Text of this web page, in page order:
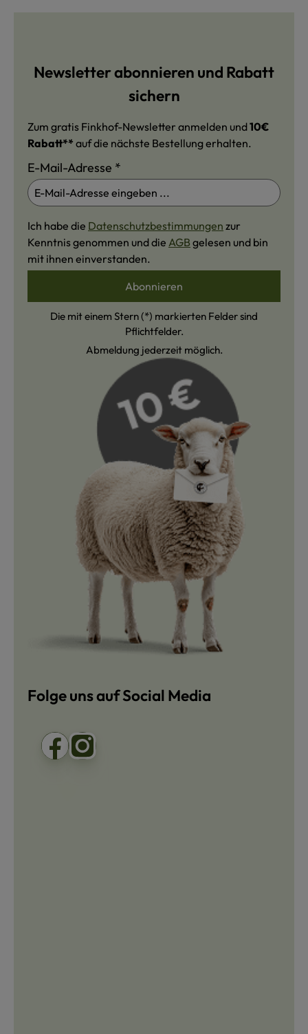
Newsletter abonnieren und Rabatt
sichern
Zum gratis Finkhof-Newsletter anmelden und10€
Rabatt** auf die nächste Bestellung erhalten.
E-Mail-Adresse *
Ich habe die Datenschutzbestimmungen zur
Kenntnis genommen und die AGB gelesen und bin
mit ihnen einverstanden.
Abonnieren
Die mit einem Stern (*) markierten Felder sind
Pflichtfelder.
Abmeldung jederzeit möglich.
Folge uns auf Social Media